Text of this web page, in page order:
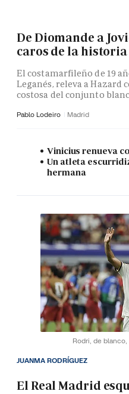
De Diomande a
caros de la
El costamarfileño de 19
Leganés, releva a Hazard
costosa del conjunto
Pablo Lodeiro Madrid
Vinicius renueva
Un atleta
hermana
Rodri, de
El Real Madrid
JUANMA RODRÍGUEZ